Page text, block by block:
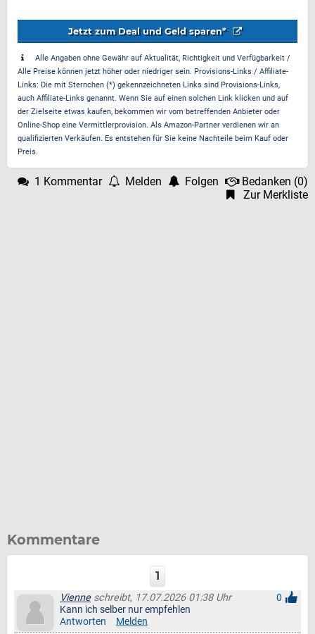
Jetzt zum Deal und Geld sparen*
Alle Angaben ohne Gewähr auf Aktualität, Richtigkeit und Verfügbarkeit /
Alle Preise können jetzt höher oder niedriger sein. Provisions-Links / Affiliate-
Links: Die mit Sternchen (*) gekennzeichneten Links sind Provisions-Links,
auch Affiliate-Links genannt. Wenn Sie auf einen solchen Link klicken und auf
der Zielseite etwas kaufen, bekommen wir vom betreffenden Anbieter oder
Online-Shop eine Vermittlerprovision. Als Amazon-Partner verdienen wir an
qualifizierten Verkäufen. Es entstehen für Sie keine Nachteile beim Kauf oder
Preis.
1 Kommentar Melden Folgen Bedanken (0)
Zur Merkliste
Kommentare
1
Vienneschreibt, 17.07.2026 01:38 Uhr
0
Kann ich selber nur empfehlen
Antworten
Melden